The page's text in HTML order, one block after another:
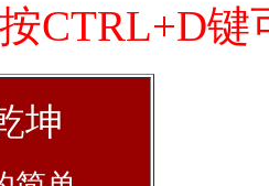
CTRL+D键
坤